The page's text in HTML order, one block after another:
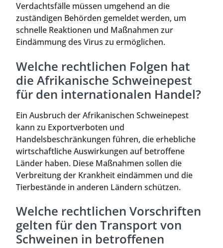
Verdachtsfälle müssen umgehend an die
zuständigen Behörden gemeldet werden, um
schnelle Reaktionen und Maßnahmen zur
Eindämmung des Virus zu ermöglichen.
Welche rechtlichen Folgen hat
die Afrikanische Schweinepest
für den internationalen Handel?
Ein Ausbruch der Afrikanischen Schweinepest
kann zu Exportverboten und
Handelsbeschränkungen führen, die erhebliche
wirtschaftliche Auswirkungen auf betroffene
Länder haben. Diese Maßnahmen sollen die
Verbreitung der Krankheit eindämmen und die
Tierbestände in anderen Ländern schützen.
Welche rechtlichen Vorschriften
gelten für den Transport von
Schweinen in betroffenen